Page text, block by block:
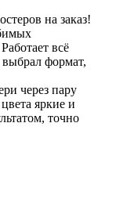
на заказ!
всё
формат,
через пару
яркие и
точно